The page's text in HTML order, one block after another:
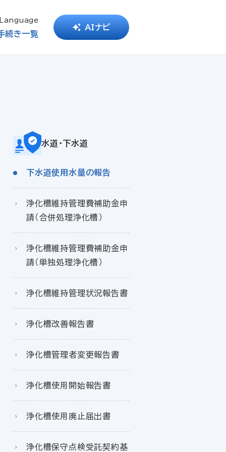
続き一覧
AIナビ
水道・下水道
下水道使用水量の報告
浄化槽維持管理費補助金申
請（合併処理浄化槽）
浄化槽維持管理費補助金申
請（単独処理浄化槽）
浄化槽維持管理状況報告書
浄化槽改善報告書
浄化槽管理者変更報告書
浄化槽使用開始報告書
浄化槽使用廃止届出書
浄化槽保守点検受託契約基